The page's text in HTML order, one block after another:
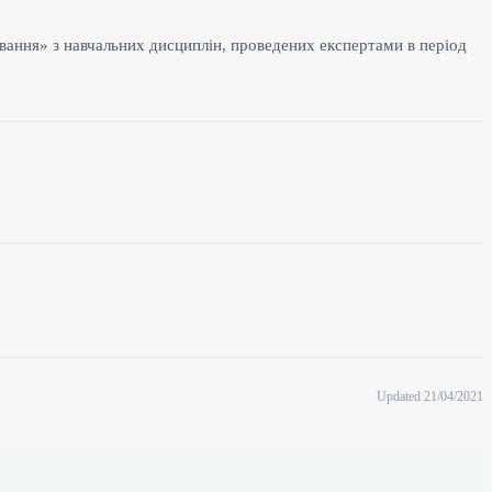
з навчальних дисциплін, проведених експертами в період
Updated 21/04/2021